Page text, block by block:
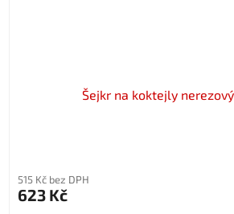
Šejkr na koktejly
515 Kč bez DPH
623 Kč